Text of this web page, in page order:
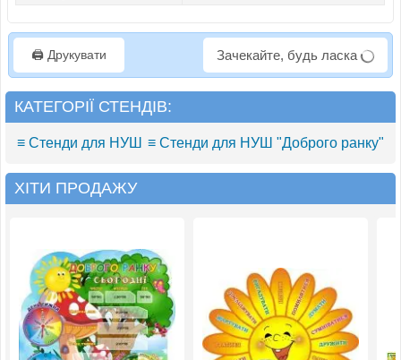
🖨️ Друкувати Зачекайте, будь ласка
КАТЕГОРІЇ СТЕНДІВ:
≡ Стенди для НУШ ≡ Стенди для НУШ "Доброго ранку"
ХІТИ ПРОДАЖУ